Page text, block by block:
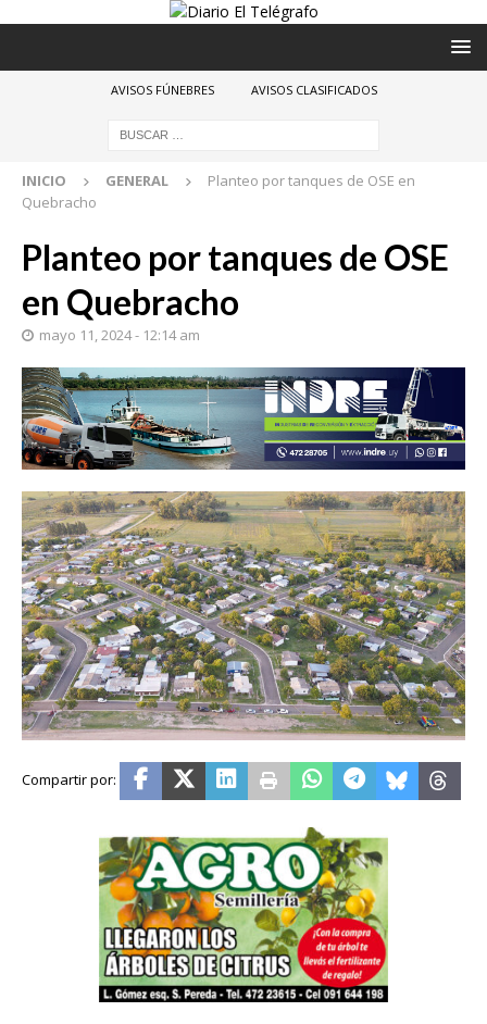
AVISOS FÚNEBRES AVISOS CLASIFICADOS
INICIO GENERAL
Planteo por tanques de OSE en
Quebracho
Planteo por tanques de OSE
en Quebracho
mayo 11, 2024 - 12:14 am